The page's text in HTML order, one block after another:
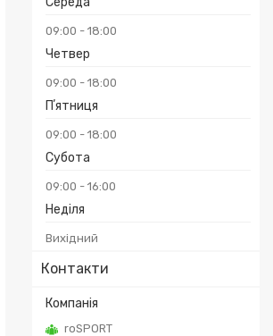
09:00 18:00
Четвер
09:00 18:00
Пʼятниця
09:00 18:00
Субота
09:00 16:00
Неділя
Вихідний
Контакти
roSPORT